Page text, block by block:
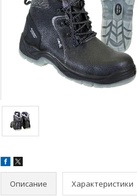
Описание Характеристики